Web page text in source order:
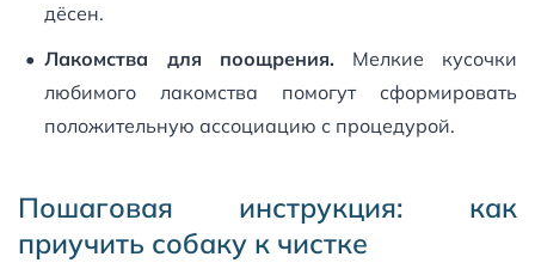
дёсен.
Лакомства для поощрения. Мелкие кусочки
любимого лакомства помогут сформировать
положительную ассоциацию с процедурой.
Пошаговая инструкция: как
приучить собаку к чистке